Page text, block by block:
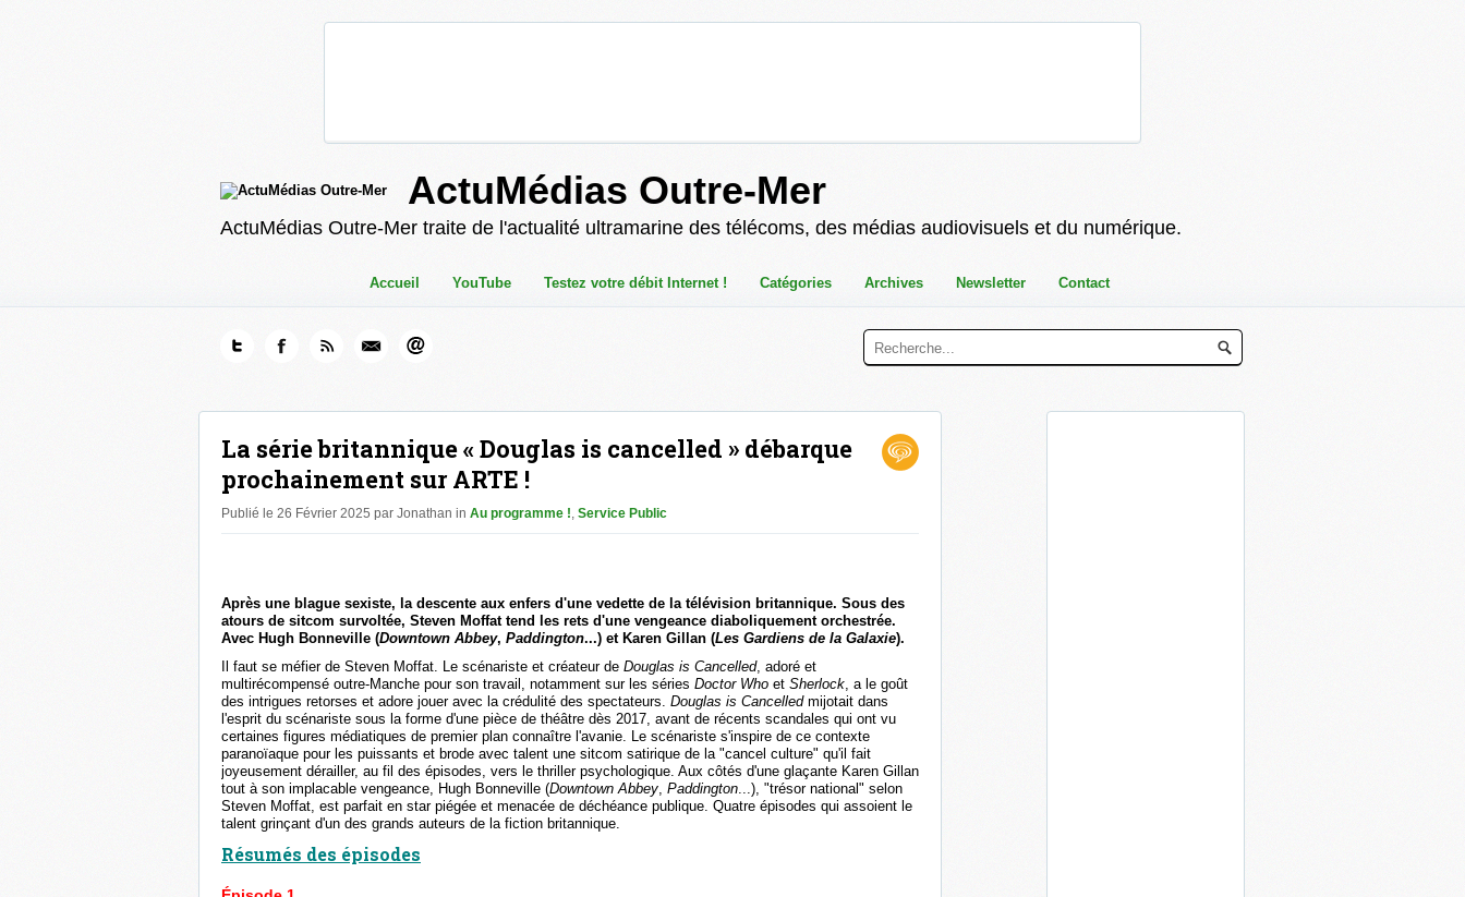
ActuMédias Outre-Mer
ActuMédias Outre-Mer traite de l'actualité ultramarine des télécoms, des médias audiovisuels et du numérique.
Accueil YouTube Testez votre débit Internet ! Catégories Archives Newsletter Contact
La série britannique « Douglas is cancelled » débarque
prochainement sur ARTE !
Publié le 26 Février 2025 par Jonathan in Au programme !, Service Public
Après une blague sexiste, la descente aux enfers d'une vedette de la télévision britannique. Sous des
atours de sitcom survoltée, Steven Moffat tend les rets d'une vengeance diaboliquement orchestrée.
Avec Hugh Bonneville (Downtown Abbey, Paddington...) et Karen Gillan (Les Gardiens de la Galaxie).
Il faut se méfier de Steven Moffat. Le scénariste et créateur de Douglas is Cancelled, adoré et
multirécompensé outre-Manche pour son travail, notamment sur les séries Doctor Who et Sherlock, a le goût
des intrigues retorses et adore jouer avec la crédulité des spectateurs. Douglas is Cancelledmijotait dans
l'esprit du scénariste sous la forme d'une pièce de théâtre dès 2017, avant de récents scandales qui ont vu
certaines figures médiatiques de premier plan connaître l'avanie. Le scénariste s'inspire de ce contexte
paranoïaque pour les puissants et brode avec talent une sitcom satirique de la "cancel culture" qu'il fait
joyeusement dérailler, au fil des épisodes, vers le thriller psychologique. Aux côtés d'une glaçante Karen Gillan
tout à son implacable vengeance, Hugh Bonneville (Downtown Abbey, Paddington...), "trésor national" selon
Steven Moffat, est parfait en star piégée et menacée de déchéance publique. Quatre épisodes qui assoient le
talent grinçant d'un des grands auteurs de la fiction britannique.
Résumés des épisodes